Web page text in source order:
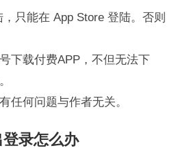
只能在 App Store 登陆。否则
下载付费APP，不但无法下
任何问题与作者无关。
录怎么办